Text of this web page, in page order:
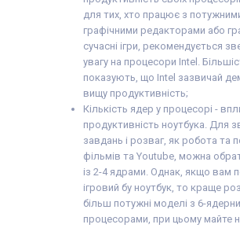
для тих, хто працює з
графічними редакторами або
сучасні ігри, рекомендується
увагу на процесори Intel.
показують, що Intel зазвичай
вищу продуктивність;
Кількість ядер у процесорі -
продуктивність ноутбука. Для
завдань і розваг, як робота та
фільмів та Youtube, можна
із 2-4 ядрами. Однак, якщо вам
ігровий бу ноутбук, то краще
більш потужні моделі з 6-
процесорами, при цьому майте